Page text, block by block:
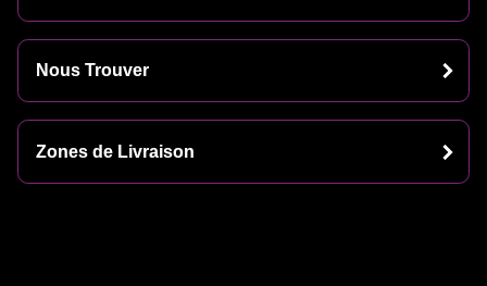
Nous Trouver
Zones de Livraison